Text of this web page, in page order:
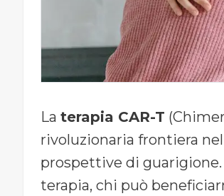
La terapia CAR-T
rivoluzionaria frontiera
prospettive di
terapia, chi può